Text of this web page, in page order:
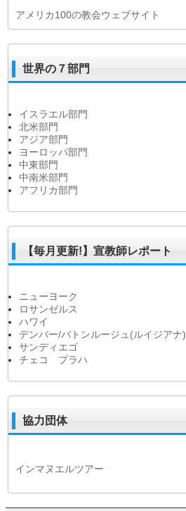
アメリカ100の教会ウェブサイト
世界の７部門
イスラエル部門
北米部門
アジア部門
ヨーロッパ部門
中東部門
中南米部門
アフリカ部門
【毎月更新!】宣教師レポート
ニューヨーク
ロサンゼルス
ハワイ
デンバー/バトンルージュ(ルイジアナ)
サンディエゴ
チェコ プラハ
協力団体
インマヌエルツアー